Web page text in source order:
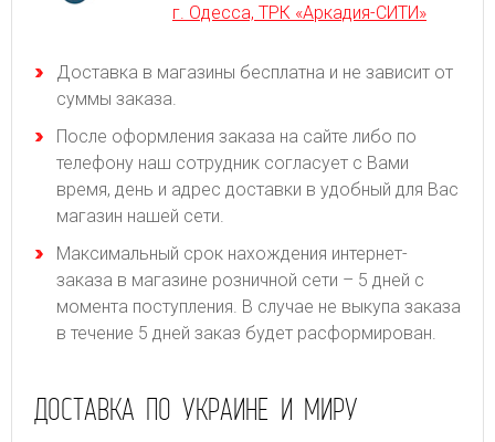
г. Одесса, ТРК «Аркадия-СИТИ»
Доставка в магазины бесплатна и не зависит от
суммы заказа.
После оформления заказа на сайте либо по
телефону наш сотрудник согласует с Вами
время, день и адрес доставки в удобный для Вас
магазин нашей сети.
Максимальный срок нахождения интернет-
заказа в магазине розничной сети – 5 дней с
момента поступления. В случае не выкупа заказа
в течение 5 дней заказ будет расформирован.
ДОСТАВКА ПО УКРАИНЕ И МИРУ